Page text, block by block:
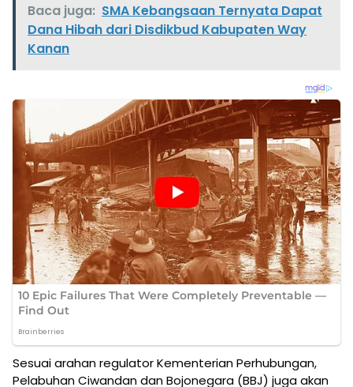
Baca juga: SMA Kebangsaan Ternyata Dapat
Dana Hibah dari Disdikbud Kabupaten Way
Kanan
Sesuai arahan regulator Kementerian Perhubungan,
Pelabuhan Ciwandan dan Bojonegara (BBJ) juga akan